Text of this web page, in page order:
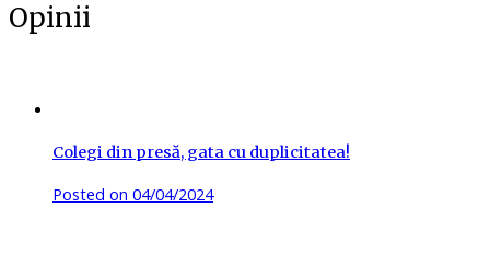
Opinii
Colegi din presă, gata cu duplicitatea!
Posted on 04/04/2024